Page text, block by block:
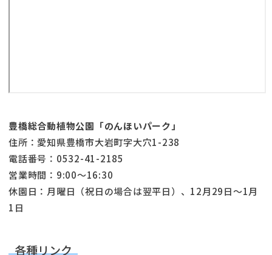
豊橋総合動植物公園「のんほいパーク」
住所：愛知県豊橋市大岩町字大穴1-238
電話番号：0532-41-2185
営業時間：9:00～16:30
休園日：月曜日（祝日の場合は翌平日）、12月29日～1月
1日
各種リンク